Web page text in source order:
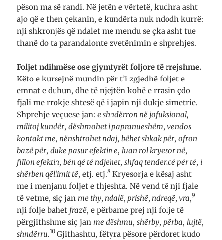
pëson ma së randi. Në jetën e vërtetë, kudhra asht
ajo që e then çekanin, e kundërta nuk ndodh kurrë:
nji shkronjës që ndalet me mendu se çka asht tue
thanë do ta parandalonte zvetënimin e shprehjes.
Foljet ndihmëse ose gjymtyrët foljore të rrejshme.
Këto e kursejnë mundin për t’i zgjedhë foljet e
emnat e duhun, dhe të njejtën kohë e rrasin çdo
fjali me rrokje shtesë që i japin nji dukje simetrie.
Shprehje veçuese jan:e shndërron në jofuksional,
militoj kundër,dëshmohet i papranueshëm,vendos
kontakt me, nënshtrohet ndaj,bëhet shkak për,ofron
bazë për,duke pasur efektin e,luan rol kryesor në,
fillon efektin,bën që të ndjehet,shfaq tendencë për të, i
shërben qëllimit të, etj. etj.8 Kryesorja e kësaj asht
me i menjanu foljet e thjeshta. Në vend të nji fjale
të vetme, siç jan me thy, ndalë, prishë, ndreqë, vra,9
nji folje bahet frazë, e përbame prej nji folje të
përgjithshme siç jan me dëshmu,shërby, përba,lujtë,
shndërru.10 Gjithashtu, fëtyra pësore përdoret kudo